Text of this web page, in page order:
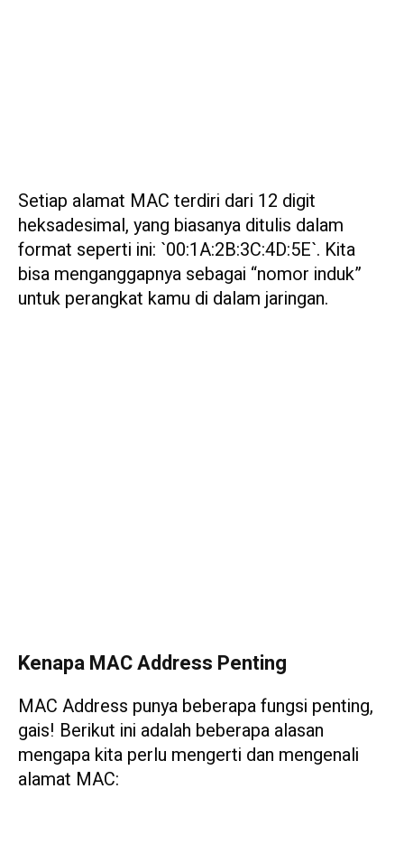
Setiap alamat MAC terdiri dari 12 digit
heksadesimal, yang biasanya ditulis dalam
format seperti ini: `00:1A:2B:3C:4D:5E`. Kita
bisa menganggapnya sebagai “nomor induk”
untuk perangkat kamu di dalam jaringan.
Kenapa MAC Address Penting
MAC Address punya beberapa fungsi penting,
gais! Berikut ini adalah beberapa alasan
mengapa kita perlu mengerti dan mengenali
alamat MAC: